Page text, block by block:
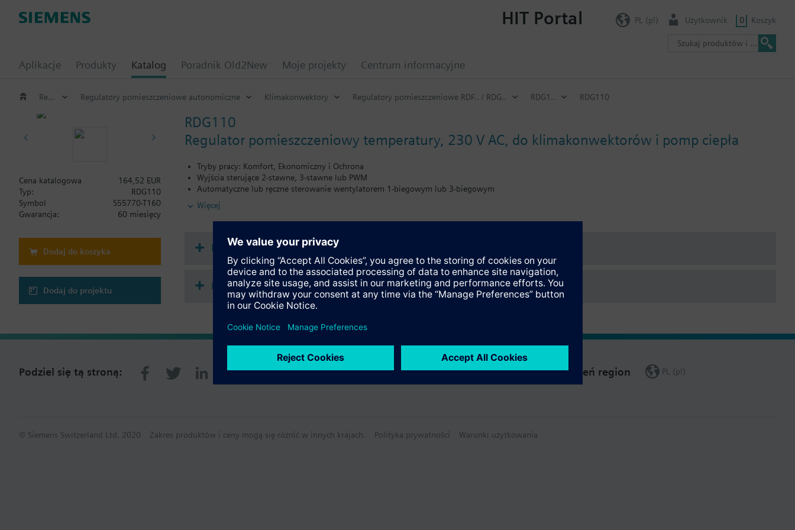
Aplikacje Produkty Katalog Poradnik Old2New Moje projekty Centrum informacyjne
HIT Portal PL (pl) Użytkownik 0 Koszyk
Regulatory pomieszczeniowe i termostaty Regulatory pomieszczeniowe autonomiczne Klimakonwektory Regulatory pomieszczeniowe RDF.. / RDG.. RDG1.. RDG110
RDG110
Regulator pomieszczeniowy temperatury, 230 V AC, do klimakonwektorów i pomp ciepła
Tryby pracy: Komfort, Ekonomiczny i Ochrona
Wyjścia sterujące 2-stawne, 3-stawne lub PWM
Automatyczne lub ręczne sterowanie wentylatorem 1-biegowym lub 3-biegowym
3 wejścia wielofunkcyjne: czytnik kart, zewnętrzny czujnik temperatury w pomieszczeniu / powietrza obiegowego, przełączanie ogrzewanie / chłodzenie,
przełączanie trybu pracy, styk okienny, sygnalizator puntu rosy, załączenie nagrzewnicy elektrycznej, styk alarmowy
Automatyczne lub ręczne przełączanie ogrzewanie / chłodzenie
Ograniczenie minimalnej i maksymalnej wartości zadanej
Podświetlany wyświetlacz
Wybór aplikacji:
układ 2-rurowy
układ 2-rurowy z nagrzewnicą elektryczną
układ 2-rurowy z grzejnikiem / ogrzewaniem podłogowym
układ 4-rurowy
układ 4-rurowy z nagrzewnicą elektryczną (tylko RDG100..)
2-stopniowe ogrzewanie lub chłodzenie
Więcej
Cena katalogowa
164,52 EUR
Typ:
RDG110
Symbol
S55770-T160
Gwarancja:
60 miesięcy
Dodaj do koszyka
Dodaj do projektu
Dokumenty
Podsumowanie techniczne
Podziel się tą stroną: Zmień region PL (pl)
© Siemens Switzerland Ltd. 2020 Zakres produktów i ceny mogą się różnić w innych krajach. Polityka prywatności Warunki użytkowania